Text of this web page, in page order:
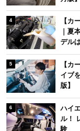
4
【カ
｜夏
デル
5
【カ
イブ
版】
6
ハイ
ル！
験